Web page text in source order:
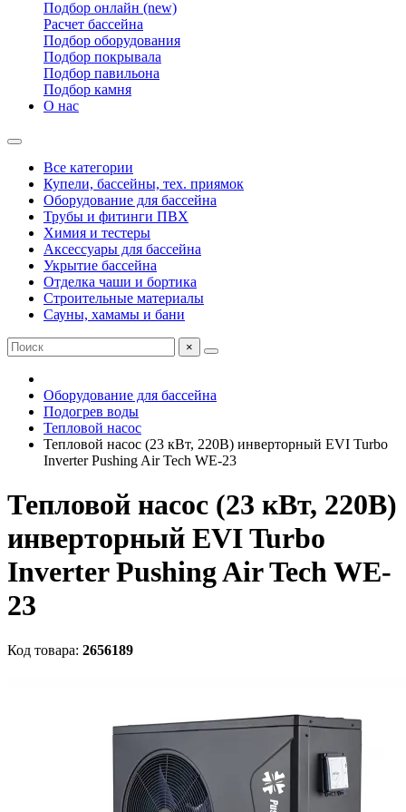
Подбор онлайн (new)
Расчет бассейна
Подбор оборудования
Подбор покрывала
Подбор павильона
Подбор камня
О нас
Все категории
Купели, бассейны, тех. приямок
Оборудование для бассейна
Трубы и фитинги ПВХ
Химия и тестеры
Аксессуары для бассейна
Укрытие бассейна
Отделка чаши и бортика
Строительные материалы
Сауны, хамамы и бани
×
Оборудование для бассейна
Подогрев воды
Тепловой насос
Тепловой насос (23 кВт, 220В) инверторный EVI Turbo
Inverter Pushing Air Tech WE-23
Тепловой насос (23 кВт, 220В)
инверторный EVI Turbo
Inverter Pushing Air Tech WE-
23
Код товара: 2656189